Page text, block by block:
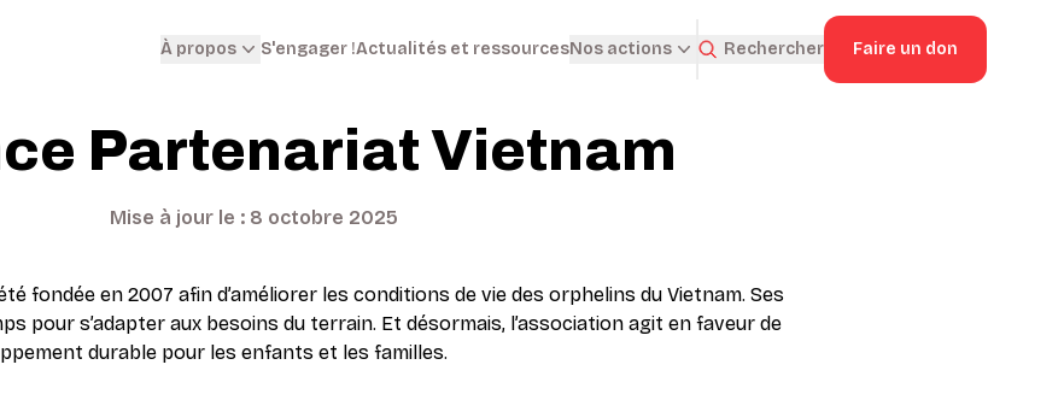
À propos S'engager !Actualités et ressourcesNos actions Rechercher Faire un don
Partenariat Vietnam
Mise à jour le : 8 octobre 2025
fondée en 2007 afin d’améliorer les conditions de vie des orphelins du Vietnam. Ses
pour s’adapter aux besoins du terrain. Et désormais, l’association agit en faveur de
durable pour les enfants et les familles.